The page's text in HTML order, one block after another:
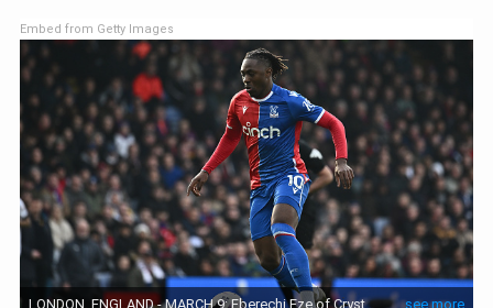
Embed from Getty Images